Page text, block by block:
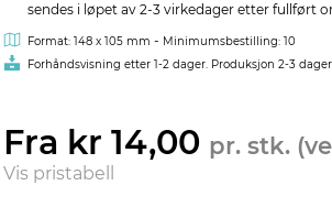
sendes i løpet av 2-3 virkedager etter fullført
Format: 148 x 105 mm - Minimumsbestilling: 10
Forhåndsvisning etter 1-2 dager. Produksjon 2-3
Fra kr 14,00 pr. stk.
Vis pristabell